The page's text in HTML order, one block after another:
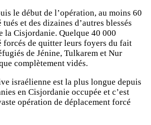
le début de l’opération, au moins 60
et des dizaines d’autres blessés
la Cisjordanie. Quelque 40 000
forcés de quitter leurs foyers du fait
de Jénine, Tulkarem et Nur
complètement vidés.
israélienne est la plus longue depuis
en Cisjordanie occupée et c’est
opération de déplacement forcé